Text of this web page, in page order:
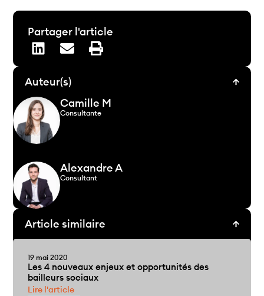
Partager l'article
Auteur(s)
Camille M
Consultante
Alexandre A
Consultant
Article similaire
19 mai 2020
Les 4 nouveaux enjeux et opportunités des
bailleurs sociaux
Lire l'article